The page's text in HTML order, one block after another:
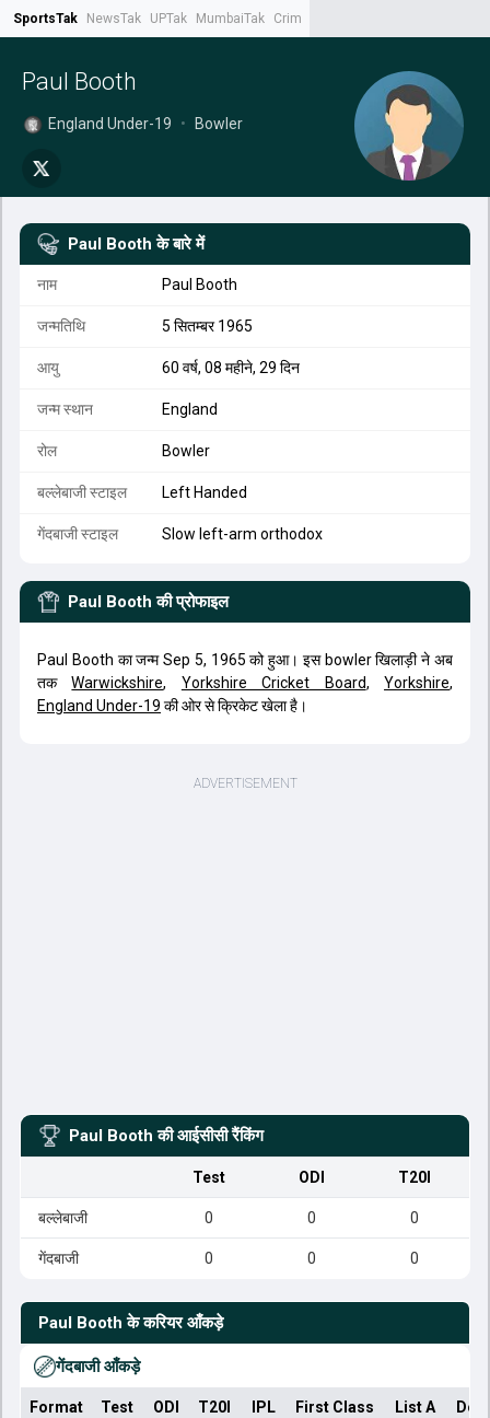
SportsTak NewsTak UPTak MumbaiTak CrimeTak
Paul Booth
England Under-19 • Bowler
Paul Booth के बारे में
नाम Paul Booth
जन्मतिथि 5 सितम्बर 1965
आयु 60 वर्ष, 08 महीने, 29 दिन
जन्म स्थान England
रोल Bowler
बल्लेबाजी स्टाइल Left Handed
गेंदबाजी स्टाइल Slow left-arm orthodox
Paul Booth की प्रोफाइल
Paul Booth का जन्म Sep 5, 1965 को हुआ। इस bowler खिलाड़ी ने अब
तकWarwickshire, Yorkshire Cricket Board,Yorkshire,
England Under-19 की ओर से क्रिकेट खेला है।
Paul Booth की आईसीसी रैंकिंग
Test ODI T20I
बल्लेबाजी 0 0 0
गेंदबाजी 0 0 0
Paul Booth के करियर आँकड़े
गेंदबाजी आँकड़े
Format Test ODI T20I IPL First Class List A